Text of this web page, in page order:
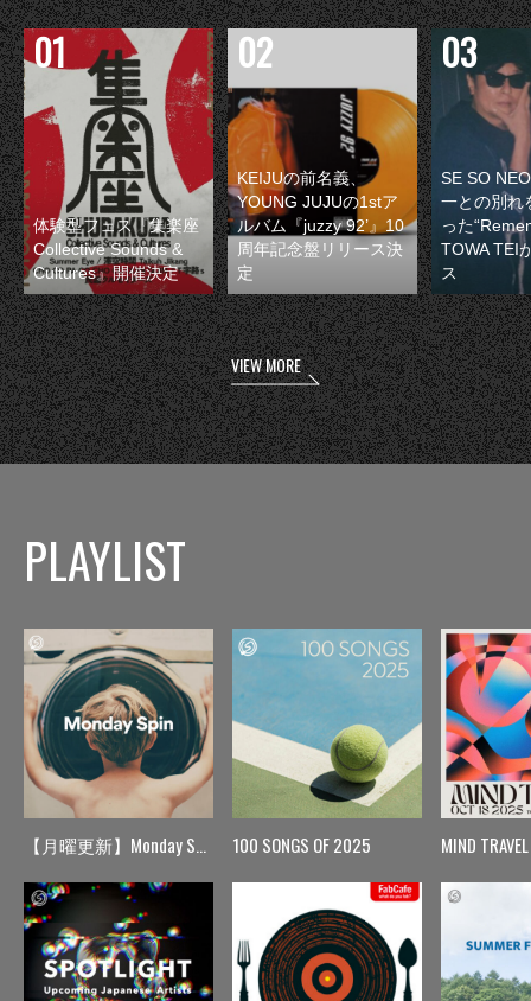
体験型フェス『集楽座
Collective Sounds &
Cultures』開催決定
KEIJUの前名義、
YOUNG JUJUの1stア
ルバム『juzzy 92’』10
周年記念盤リリース決
定
SE SO
一との別れ
った
TOWA TEI
ス
VIEW MORE
PLAYLIST
【月曜更新】Monday Spin 100 SONGS OF 2025 MIND TRAVEL